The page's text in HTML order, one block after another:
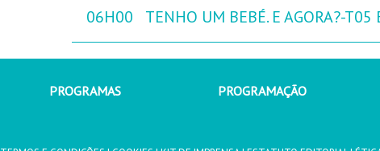
06H00 TENHO UM BEBÉ. E AGORA?-T05
PROGRAMAS PROGRAMAÇÃO